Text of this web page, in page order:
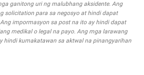
ganitong uri ng malubhang aksidente. Ang
solicitation para sa negosyo at hindi dapat
impormasyon sa post na ito ay hindi dapat
medikal o legal na payo. Ang mga larawang
hindi kumakatawan sa aktwal na pinangyarihan